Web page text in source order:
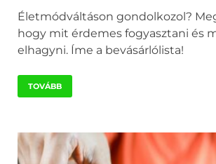
Életmódváltáson gondolkozol?
hogy mit érdemes fogyasztani és
elhagyni. Íme a bevásárlólista!
TOVÁBB